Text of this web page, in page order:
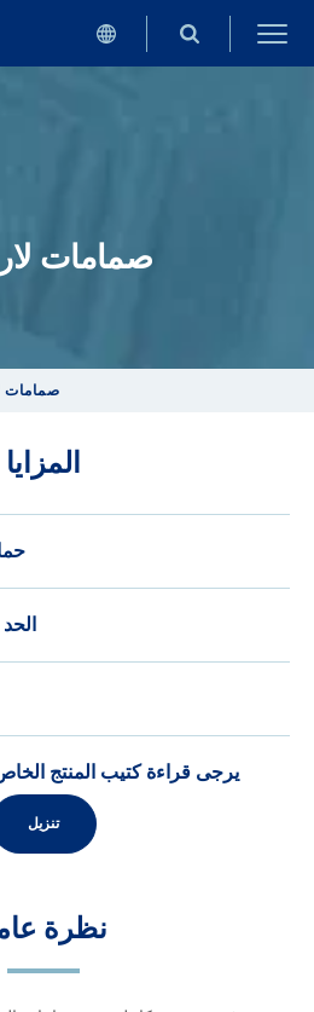
صمامات
ملحقات خطوط الأنابيب
صمامات
المزايا
يرجى قراءة كتيب المنتج
تنزيل
نظرة